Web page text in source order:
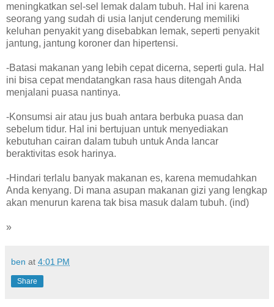
meningkatkan sel-sel lemak dalam tubuh. Hal ini karena
seorang yang sudah di usia lanjut cenderung memiliki
keluhan penyakit yang disebabkan lemak, seperti penyakit
jantung, jantung koroner dan hipertensi.
-Batasi makanan yang lebih cepat dicerna, seperti gula. Hal
ini bisa cepat mendatangkan rasa haus ditengah Anda
menjalani puasa nantinya.
-Konsumsi air atau jus buah antara berbuka puasa dan
sebelum tidur. Hal ini bertujuan untuk menyediakan
kebutuhan cairan dalam tubuh untuk Anda lancar
beraktivitas esok harinya.
-Hindari terlalu banyak makanan es, karena memudahkan
Anda kenyang. Di mana asupan makanan gizi yang lengkap
akan menurun karena tak bisa masuk dalam tubuh. (ind)
»
ben at 4:01 PM
Share